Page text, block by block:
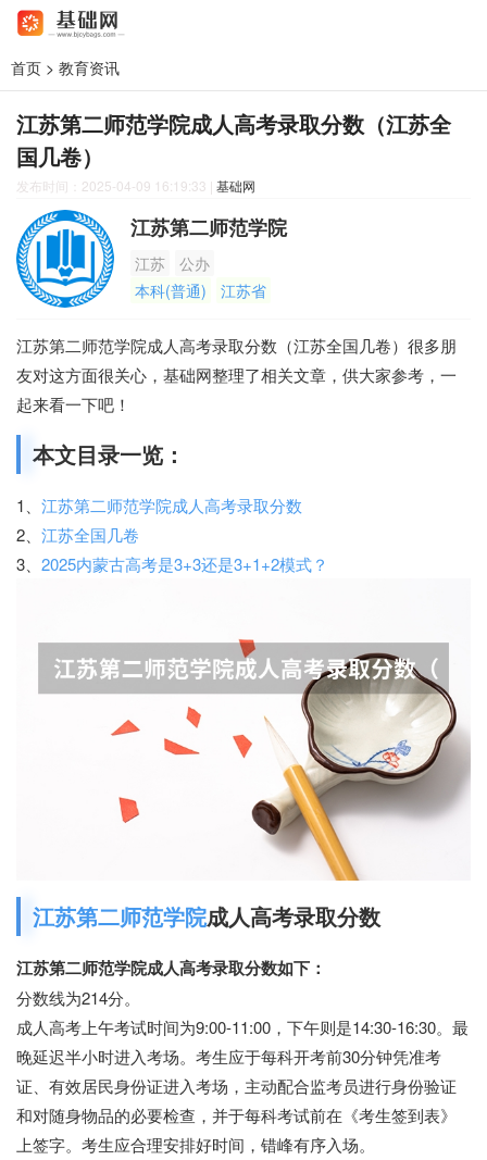
首页 > 教育资讯
江苏第二师范学院成人高考录取分数（江苏全
国几卷）
发布时间：2025-04-09 16:19:33 | 基础网
江苏第二师范学院
江苏
公办
本科(普通)
江苏省
江苏第二师范学院成人高考录取分数（江苏全国几卷）很多朋
友对这方面很关心，基础网整理了相关文章，供大家参考，一
起来看一下吧！
本文目录一览：
1、 江苏第二师范学院成人高考录取分数
2、 江苏全国几卷
3、 2025内蒙古高考是3+3还是3+1+2模式？
江苏第二师范学院成人高考录取分数
江苏第二师范学院成人高考录取分数如下：
分数线为214分。
成人高考上午考试时间为9:00-11:00，下午则是14:30-16:30。最
晚延迟半小时进入考场。考生应于每科开考前30分钟凭准考
证、有效居民身份证进入考场，主动配合监考员进行身份验证
和对随身物品的必要检查，并于每科考试前在《考生签到表》
上签字。考生应合理安排好时间，错峰有序入场。